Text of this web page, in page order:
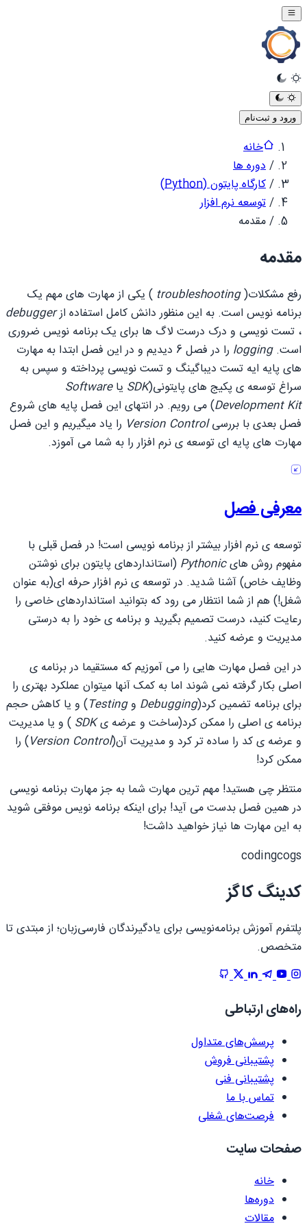
ورود و ثبت‌نام
خانه
/دوره ها
/کارگاه پایتون (Python)
/توسعه نرم افزار
/مقدمه
مقدمه
رفع مشکلات(troubleshooting ) یکی از مهارت های مهم یک
برنامه نویس است. به این منظور دانش کامل استفاده ازdebugger
، تست نویسی و درک درست لاگ ها برای یک برنامه نویس ضروری
است.logging
را در فصل 6 دیدیم و در این فصل ابتدا به مهارت
های پایه ایه تست دیباگینگ و تست نویسی پرداخته و سپس به
سراغ توسعه ی پکیج های پایتونی(SDK یاSoftware
Development Kit) می رویم. در انتهای این فصل پایه های شروع
فصل بعدی با بررسیVersion Control را یاد میگیریم و این فصل
مهارت های پایه ای توسعه ی نرم افزار را به شما می آموزد.
معرفی فصل
توسعه ی نرم افزار بیشتر از برنامه نویسی است! در فصل قبلی با
مفهوم روش هایPythonic (استانداردهای پایتون برای نوشتن
وظایف خاص) آشنا شدید. در توسعه ی نرم افزار حرفه ای(به عنوان
شغل!) هم از شما انتظار می رود که بتوانید استانداردهای خاصی را
رعایت کنید، درست تصمیم بگیرید و برنامه ی خود را به درستی
مدیریت و عرضه کنید.
در این فصل مهارت هایی را می آموزیم که مستقیما در برنامه ی
اصلی بکار گرفته نمی شوند اما به کمک آنها میتوان عملکرد بهتری را
برای برنامه تضمین کرد(Debugging وTesting) و یا کاهش حجم
برنامه ی اصلی را ممکن کرد(ساخت و عرضه یSDK ) و یا مدیریت
و عرضه ی کد را ساده تر کرد و مدیریت آن(Version Control) را
ممکن کرد!
منتظر چی هستید! مهم ترین مهارت شما به جز مهارت برنامه نویسی
در همین فصل بدست می آید! برای اینکه برنامه نویس موفقی شوید
به این مهارت ها نیاز خواهید داشت!
codingcogs
کدینگ کاگز
پلتفرم آموزش برنامه‌نویسی برای یادگیرندگان فارسی‌زبان؛ از مبتدی تا
متخصص.
راه‌های ارتباطی
پرسش‌های متداول
پشتیبانی فروش
پشتیبانی فنی
تماس با ما
فرصت‌های شغلی
صفحات سایت
خانه
دوره‌ها
مقالات